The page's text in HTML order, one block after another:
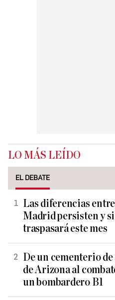
LO MÁS LEÍDO
EL DEBATE
Las diferencias
Madrid persisten y
traspasará este mes
De un cementerio
de Arizona al
un bombardero B1